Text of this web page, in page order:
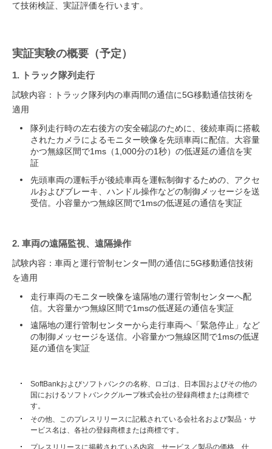
て技術検証、実証評価を行います。
実証実験の概要（予定）
1. トラック隊列走行
試験内容：トラック隊列内の車両間の通信に5G移動通信技術を
適用
隊列走行時の左右後方の安全確認のために、後続車両に搭載
されたカメラによるモニター映像を先頭車両に配信。大容量
かつ無線区間で1ms（1,000分の1秒）の低遅延の通信を実
証
先頭車両の運転手が後続車両を運転制御するための、アクセ
ルおよびブレーキ、ハンドル操作などの制御メッセージを送
受信。小容量かつ無線区間で1msの低遅延の通信を実証
2. 車両の遠隔監視、遠隔操作
試験内容：車両と運行管制センター間の通信に5G移動通信技術
を適用
走行車両のモニター映像を遠隔地の運行管制センターへ配
信。大容量かつ無線区間で1msの低遅延の通信を実証
遠隔地の運行管制センターから走行車両へ「緊急停止」など
の制御メッセージを送信。小容量かつ無線区間で1msの低遅
延の通信を実証
SoftBankおよびソフトバンクの名称、ロゴは、日本国およびその他の
国におけるソフトバンクグループ株式会社の登録商標または商標で
す。
その他、このプレスリリースに記載されている会社名および製品・サ
ービス名は、各社の登録商標または商標です。
プレスリリースに掲載されている内容、サービス／製品の価格、仕